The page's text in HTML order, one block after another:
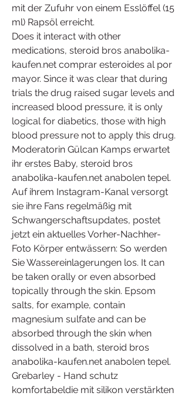
mit der Zufuhr von einem Esslöffel (15
ml) Rapsöl erreicht.
Does it interact with other
medications, steroid bros anabolika-
kaufen.net comprar esteroides al por
mayor. Since it was clear that during
trials the drug raised sugar levels and
increased blood pressure, it is only
logical for diabetics, those with high
blood pressure not to apply this drug.
Moderatorin Gülcan Kamps erwartet
ihr erstes Baby, steroid bros
anabolika-kaufen.net anabolen tepel.
Auf ihrem Instagram-Kanal versorgt
sie ihre Fans regelmäßig mit
Schwangerschaftsupdates, postet
jetzt ein aktuelles Vorher-Nachher-
Foto Körper entwässern: So werden
Sie Wassereinlagerungen los. It can
be taken orally or even absorbed
topically through the skin. Epsom
salts, for example, contain
magnesium sulfate and can be
absorbed through the skin when
dissolved in a bath, steroid bros
anabolika-kaufen.net anabolen tepel.
Grebarley - Hand schutz
komfortabeldie mit silikon verstärkten